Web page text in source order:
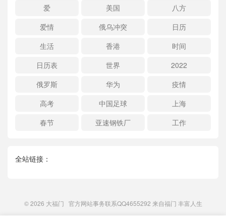
爱
美国
八方
爱情
俄乌冲突
日历
生活
香港
时间
日历表
世界
2022
俄罗斯
华为
疫情
高考
中国足球
上海
春节
亚速钢铁厂 工作
全站链接：
© 2026 大福门 官方网站事务联系QQ4655292 来自福门 丰富人生